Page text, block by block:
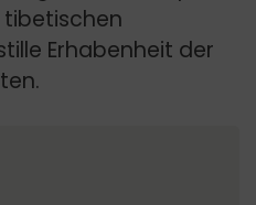
tibetischen
Erhabenheit der